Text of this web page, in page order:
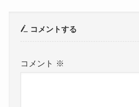
コメントする
コメント ※